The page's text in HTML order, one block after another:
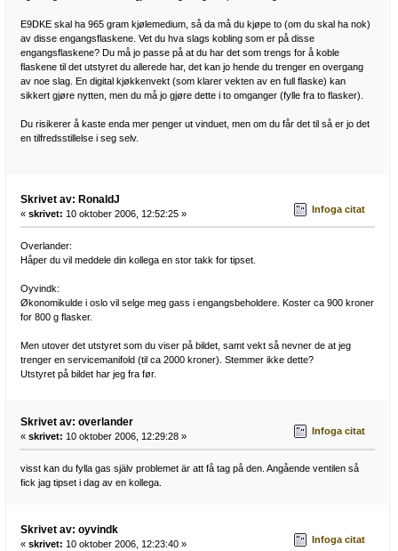
E9DKE skal ha 965 gram kjølemedium, så da må du kjøpe to (om du skal ha nok)
av disse engangsflaskene. Vet du hva slags kobling som er på disse
engangsflaskene? Du må jo passe på at du har det som trengs for å koble
flaskene til det utstyret du allerede har, det kan jo hende du trenger en overgang
av noe slag. En digital kjøkkenvekt (som klarer vekten av en full flaske) kan
sikkert gjøre nytten, men du må jo gjøre dette i to omganger (fylle fra to flasker).
Du risikerer å kaste enda mer penger ut vinduet, men om du får det til så er jo det
en tilfredsstillelse i seg selv.
Skrivet av: RonaldJ
« skrivet: 10 oktober 2006, 12:52:25 » Infoga citat
Overlander:
Håper du vil meddele din kollega en stor takk for tipset.
Oyvindk:
Økonomikulde i oslo vil selge meg gass i engangsbeholdere. Koster ca 900 kroner
for 800 g flasker.
Men utover det utstyret som du viser på bildet, samt vekt så nevner de at jeg
trenger en servicemanifold (til ca 2000 kroner). Stemmer ikke dette?
Utstyret på bildet har jeg fra før.
Skrivet av: overlander
« skrivet: 10 oktober 2006, 12:29:28 » Infoga citat
visst kan du fylla gas själv problemet är att få tag på den. Angående ventilen så
fick jag tipset i dag av en kollega.
Skrivet av: oyvindk
« skrivet: 10 oktober 2006, 12:23:40 » Infoga citat